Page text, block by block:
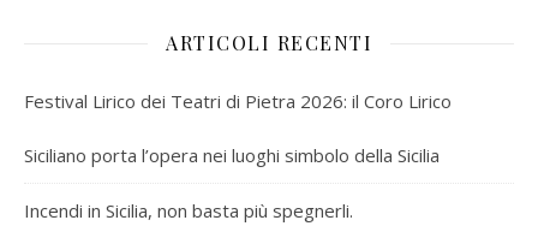
ARTICOLI RECENTI
Festival Lirico dei Teatri di Pietra 2026: il Coro Lirico
Siciliano porta l’opera nei luoghi simbolo della Sicilia
Incendi in Sicilia, non basta più spegnerli.